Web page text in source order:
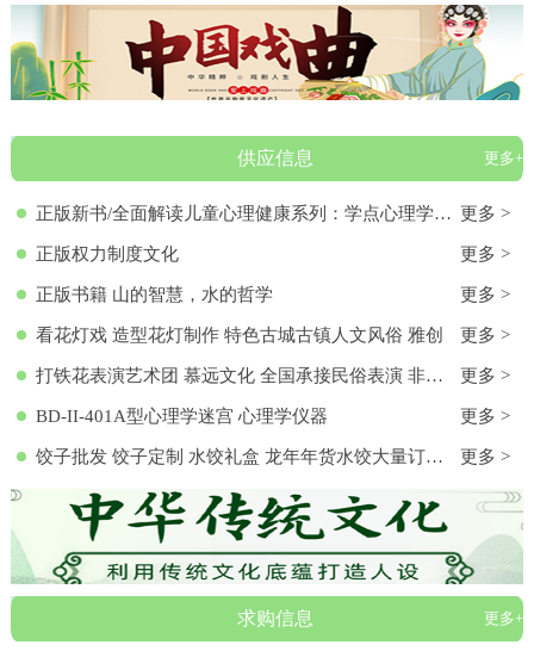
供应信息 更多+
正版新书/全面解读儿童心理健康系列：学点心理学9787572136313 正版新书/全面解读儿童心理健康系列：学点心理学 更多 >
正版权力制度文化 更多 >
正版书籍 山的智慧，水的哲学 更多 >
看花灯戏 造型花灯制作 特色古城古镇人文风俗 雅创 更多 >
打铁花表演艺术团 慕远文化 全国承接民俗表演 非物质文化遗产 更多 >
BD-II-401A型心理学迷宫 心理学仪器 更多 >
饺子批发 饺子定制 水饺礼盒 龙年年货水饺大量订购 各种馅料饺子 饺子批发 饺子定制 水饺礼盒 龙年年货水饺大量订购 各种馅料饺子 更多 >
求购信息 更多+